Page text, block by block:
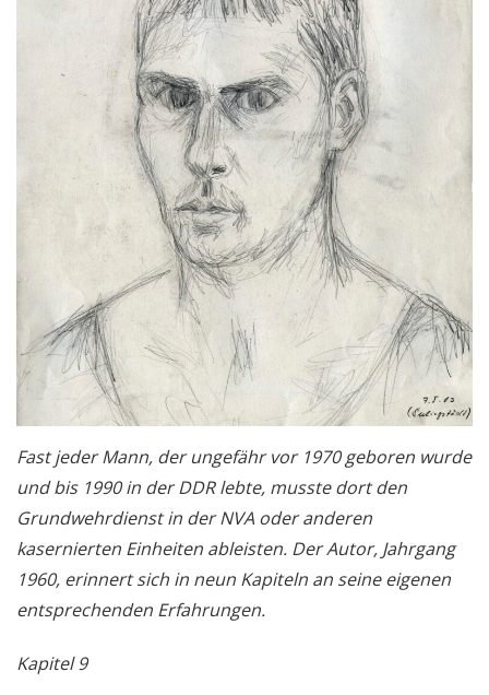
Fast jeder Mann, der ungefähr vor 1970 geboren wurde
und bis 1990 in der DDR lebte, musste dort den
Grundwehrdienst in der NVA oder anderen
kasernierten Einheiten ableisten. Der Autor, Jahrgang
1960, erinnert sich in neun Kapiteln an seine eigenen
entsprechenden Erfahrungen.
Kapitel 9